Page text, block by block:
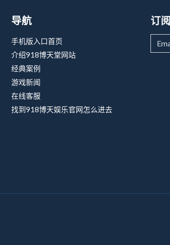
导航
手机版入口首页
介绍918博天堂网站
经典案例
游戏新闻
在线客服
找到918博天娱乐官网怎么进去
订